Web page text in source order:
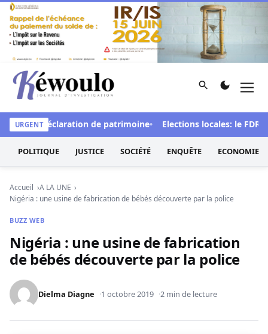
Aller au contenu
Kéwoulo, le premier site d'information et d'investigation
Rechercher
URGENT
de la déclaration de patrimoine Elections locales: le FDR
POLITIQUE JUSTICE SOCIÉTÉ ENQUÊTE ECONOMIE
Accueil
A LA UNE
Nigéria : une usine de fabrication de bébés découverte par la police
BUZZ WEB
Nigéria : une usine de fabrication
de bébés découverte par la police
Dielma Diagne 1 octobre 2019 2 min de lecture